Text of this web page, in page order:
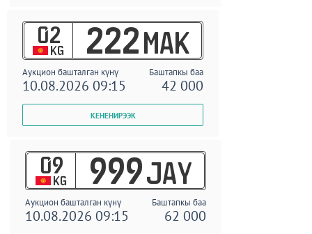
02
KG 222 MAK
Аукцион башталган күнү Баштапкы баа
10.08.2026 09:15 42 000
09
KG 999 JAY
Аукцион башталган күнү Баштапкы баа
10.08.2026 09:15 62 000